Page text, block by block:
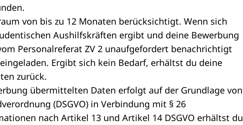
von bis zu 12 Monaten berücksichtigt. Wenn sich
Aushilfskräften ergibt und deine Bewerbung
Personalreferat ZV 2 unaufgefordert benachrichtigt
Ergibt sich kein Bedarf, erhältst du deine
zurück.
übermittelten Daten erfolgt auf der Grundlage von
(DSGVO) in Verbindung mit § 26
nach Artikel 13 und Artikel 14 DSGVO erhältst du